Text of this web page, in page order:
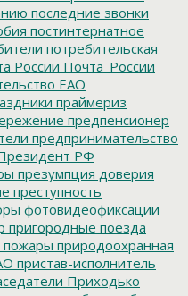
последние звонки
постинтернатное
потребительская
России Почта_России
ЕАО
праймериз
предпенсионер
предпринимательство
РФ
презумпция доверия
преступность
фотовидеофиксации
пригородные поезда
природоохранная
пристав-исполнитель
Приходько